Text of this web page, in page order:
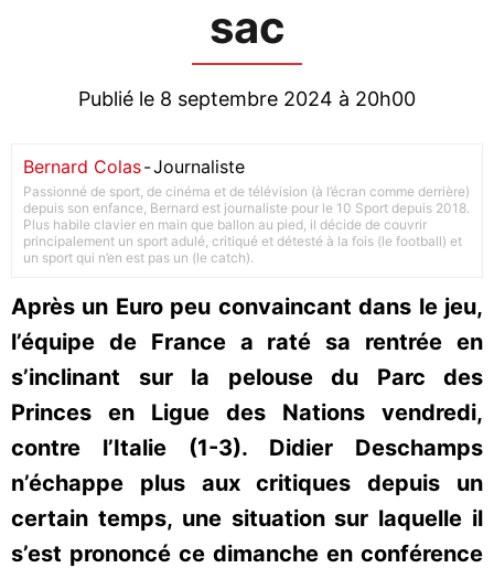
sac
Publié le 8 septembre 2024 à 20h00
Bernard Colas-Journaliste
Passionné de sport, de cinéma et de télévision (à l’écran comme derrière)
depuis son enfance, Bernard est journaliste pour le 10 Sport depuis 2018.
Plus habile clavier en main que ballon au pied, il décide de couvrir
principalement un sport adulé, critiqué et détesté à la fois (le football) et
un sport qui n’en est pas un (le catch).
Après un Euro peu convaincant dans le jeu,
l’équipe de France a raté sa rentrée en
s’inclinant sur la pelouse du Parc des
Princes en Ligue des Nations vendredi,
contre l’Italie (1-3). Didier Deschamps
n’échappe plus aux critiques depuis un
certain temps, une situation sur laquelle il
s’est prononcé ce dimanche en conférence